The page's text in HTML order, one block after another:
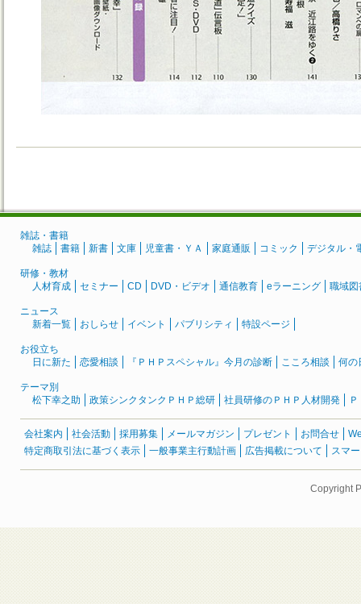
雑誌・書籍
雑誌
書籍 新書 文庫 児童書・ＹＡ 家庭通販 コミック デジタル・
研修・教材
人材育成
セミナー CD DVD・ビデオ 通信教育 eラーニング 職域図
ニュース
新着一覧
おしらせ イベント パブリシティ 特設ページ
お役立ち
日に新た
恋愛相談 『ＰＨＰスペシャル』今月の診断 こころ相談 何の
テーマ別
松下幸之助
政策シンクタンクＰＨＰ総研 社員研修のＰＨＰ人材開発
会社案内 社会活動 採用募集 メールマガジン プレゼント お問合せ
特定商取引法に基づく表示
一般事業主行動計画 広告掲載について スマ
Copyright